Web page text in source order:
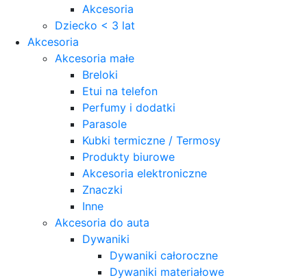
Akcesoria
Dziecko < 3 lat
Akcesoria
Akcesoria małe
Breloki
Etui na telefon
Perfumy i dodatki
Parasole
Kubki termiczne / Termosy
Produkty biurowe
Akcesoria elektroniczne
Znaczki
Inne
Akcesoria do auta
Dywaniki
Dywaniki całoroczne
Dywaniki materiałowe